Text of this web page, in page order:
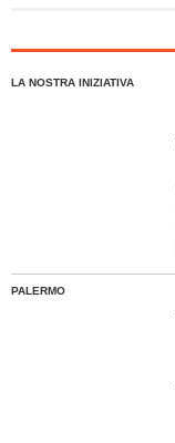
LA NOSTRA INIZIATIVA
PALERMO